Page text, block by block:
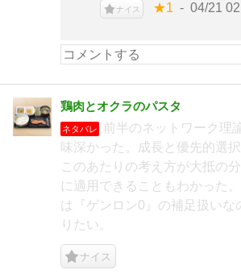
ナイス ★1 04/21
鶏肉とオクラのパスタ
ネタバレ
前半のネットワーク理
味深かった。成長と優先的選
このあたりの考え方が大抵の
に適用できることもわかった
は『ゲンロン0』の補足扱いな
りたい。
ナイス